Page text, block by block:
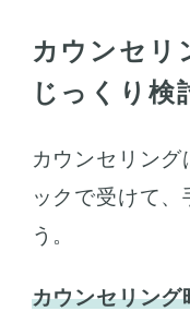
カウンセリ
じっくり検
カウンセリン
ックで受けて、
う。
カウンセリン